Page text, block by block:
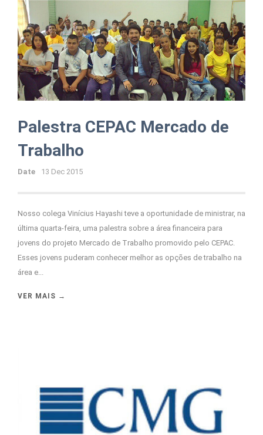
Palestra CEPAC Mercado de
Trabalho
Date 13 Dec 2015
Nosso colega Vinícius Hayashi teve a oportunidade de ministrar, na
última quarta-feira, uma palestra sobre a área financeira para
jovens do projeto Mercado de Trabalho promovido pelo CEPAC.
Esses jovens puderam conhecer melhor as opções de trabalho na
área e...
VER MAIS →